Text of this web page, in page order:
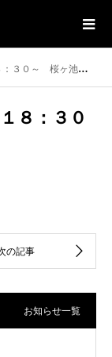
桜ヶ池クアガーデン
８：３０
お知らせ一覧